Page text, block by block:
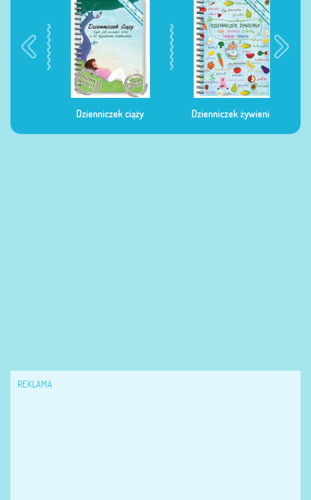
Dzienniczek ciąży Dzienniczek żywienia
REKLAMA